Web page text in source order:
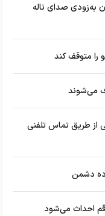
به‌زودی صدای ناله
را متوقف کند
می‌شوند
از طریق تماس تلفنی
قم احداث می‌شود